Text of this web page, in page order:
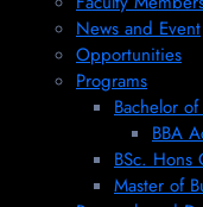
News and Event
Opportunities
Programs
Bachelor
BBA
BSc. Hons
Master of